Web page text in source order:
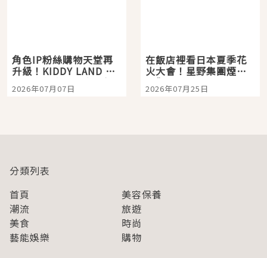
角色IP粉絲購物天堂再
升級！KIDDY LAND 原
宿店吉伊卡哇迎客，新
開幕 OMOKADO 店3分
2026年07月07日
在飯店裡看日本夏季花
火大會！星野集團煙火
景觀飯店6選，讓你不用
人擠人悠閒欣賞
2026年07月25日
分類列表
首頁
美容保養
潮流
旅遊
美食
時尚
藝能娛樂
購物